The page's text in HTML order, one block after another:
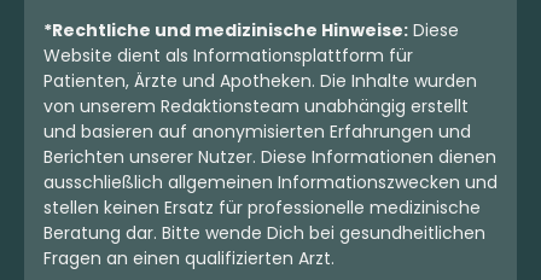
*Rechtliche und medizinische Hinweise: Diese
Website dient als Informationsplattform für
Patienten, Ärzte und Apotheken. Die Inhalte wurden
von unserem Redaktionsteam unabhängig erstellt
und basieren auf anonymisierten Erfahrungen und
Berichten unserer Nutzer. Diese Informationen dienen
ausschließlich allgemeinen Informationszwecken und
stellen keinen Ersatz für professionelle medizinische
Beratung dar. Bitte wende Dich bei gesundheitlichen
Fragen an einen qualifizierten Arzt.